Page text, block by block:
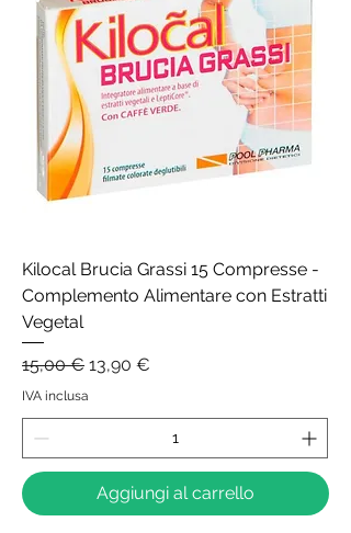
Kilocal Brucia Grassi 15 Compresse -
Complemento Alimentare con Estratti
Vegetal
Prezzo regolare
15,00 € Prezzo scontato
13,90 €
IVA inclusa
Aggiungi al carrello